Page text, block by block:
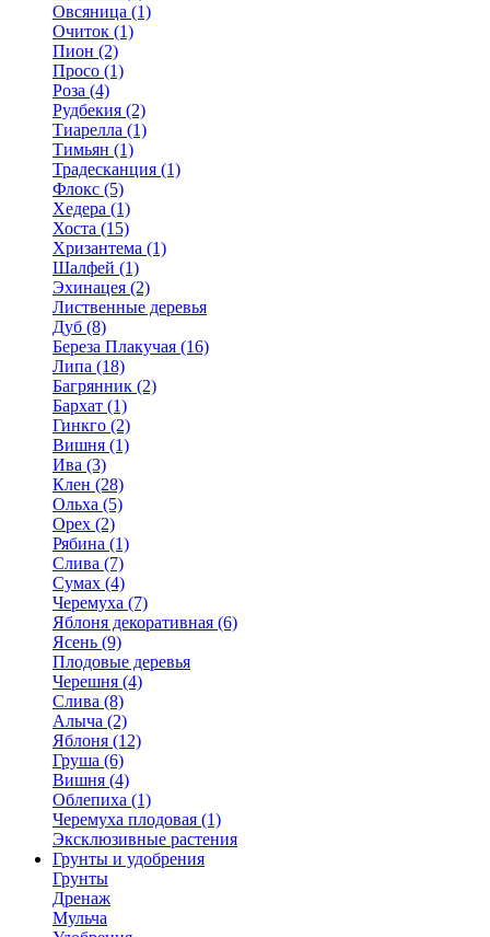
Овсяница (1)
Очиток (1)
Пион (2)
Просо (1)
Роза (4)
Рудбекия (2)
Тиарелла (1)
Тимьян (1)
Традесканция (1)
Флокс (5)
Хедера (1)
Хоста (15)
Хризантема (1)
Шалфей (1)
Эхинацея (2)
Лиственные деревья
Дуб (8)
Береза Плакучая (16)
Липа (18)
Багрянник (2)
Бархат (1)
Гинкго (2)
Вишня (1)
Ива (3)
Клен (28)
Ольха (5)
Орех (2)
Рябина (1)
Слива (7)
Сумах (4)
Черемуха (7)
Яблоня декоративная (6)
Ясень (9)
Плодовые деревья
Черешня (4)
Слива (8)
Алыча (2)
Яблоня (12)
Груша (6)
Вишня (4)
Облепиха (1)
Черемуха плодовая (1)
Эксклюзивные растения
Грунты и удобрения
Грунты
Дренаж
Мульча